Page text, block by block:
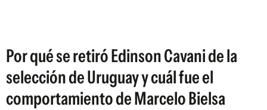
Por qué se retiró Edinson Cavani de la
selección de Uruguay y cuál fue el
comportamiento de Marcelo Bielsa